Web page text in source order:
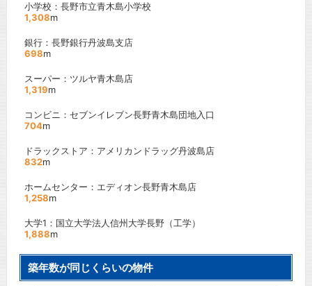
小学校：長野市立青木島小学校
1,308m
銀行：長野銀行丹波島支店
698m
スーパー：ツルヤ青木島店
1,319m
コンビニ：セブンイレブン長野青木島団地入口
704m
ドラックストア：アメリカンドラッグ丹波島店
832m
ホームセンター：エディオン長野青木島店
1,258m
大学1：国立大学法人信州大学長野（工学）
1,888m
築年数が同じくらいの物件